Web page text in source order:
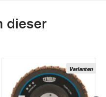
dieser
Varianten